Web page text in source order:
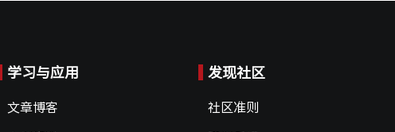
学习与应用
文章博客
发现社区
社区准则